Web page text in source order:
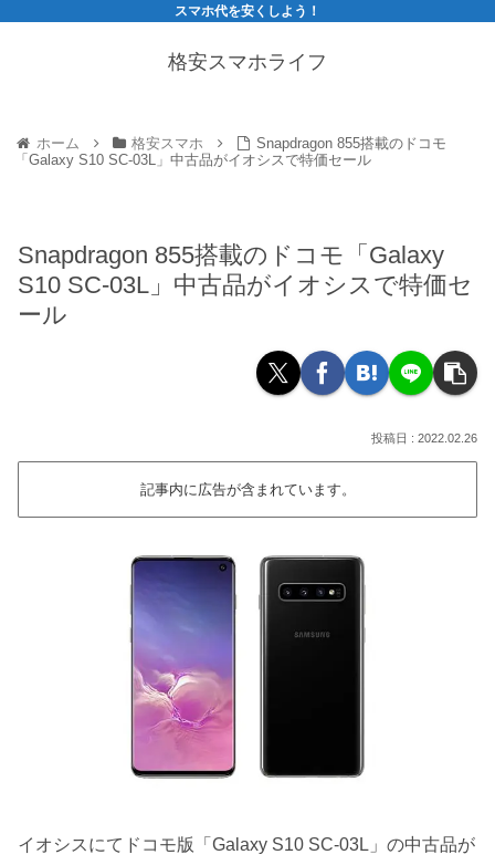
スマホ代を安くしよう！
格安スマホライフ
ホーム 格安スマホ
Snapdragon 855搭載のドコモ
「Galaxy S10 SC-03L」中古品がイオシスで特価セール
Snapdragon 855搭載のドコモ「Galaxy
S10 SC-03L」中古品がイオシスで特価セ
ール
2022.02.26
記事内に広告が含まれています。
イオシスにてドコモ版「Galaxy S10 SC-03L」の中古品が